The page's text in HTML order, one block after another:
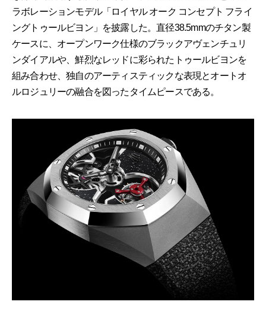
ラボレーションモデル「ロイヤル オーク コンセプト フライ
ングトゥールビヨン」を披露した。直径38.5mmのチタン製
ケースに、オープンワーク仕様のブラックアヴェンチュリ
ンダイアルや、鮮烈なレッドに彩られたトゥールビヨンを
組み合わせ、独自のアーティスティックな表現とオートオ
ルロジュリーの融合を図ったタイムピースである。